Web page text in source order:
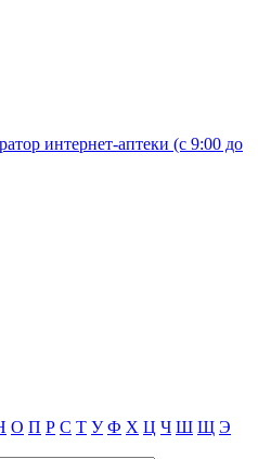
интернет-аптеки (с 9:00 до
О П Р С Т У Ф Х Ц Ч Ш Щ Э